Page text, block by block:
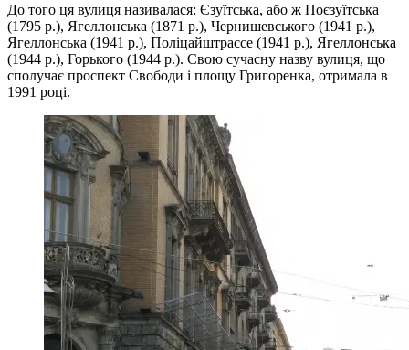
До того ця вулиця називалася: Єзуїтська, або ж Поєзуїтська
(1795 р.), Ягеллонська (1871 р.), Чернишевського (1941 р.),
Ягеллонська (1941 р.), Поліцайштрассе (1941 р.), Ягеллонська
(1944 р.), Горького (1944 р.). Свою сучасну назву вулиця, що
сполучає проспект Свободи і площу Григоренка, отримала в
1991 році.